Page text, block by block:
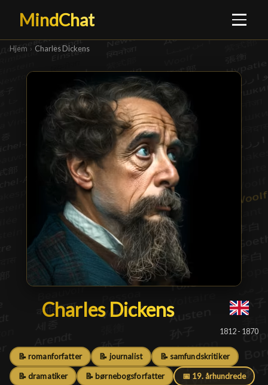
MindChat
Hjem › Charles Dickens
Charles Dickens
Charles Dickens█
1812 - 1870
📝 romanforfatter 📝 journalist 📝 samfundskritiker
📝 dramatiker 📝 børnebogsforfatter 📅 19. århundrede